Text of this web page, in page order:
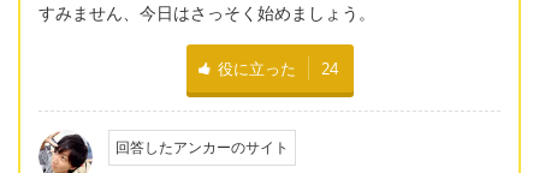
すみません、今日はさっそく始めましょう。
役に立った 24
回答したアンカーのサイト